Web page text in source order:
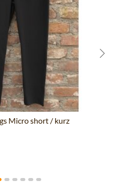
Micro short / kurz